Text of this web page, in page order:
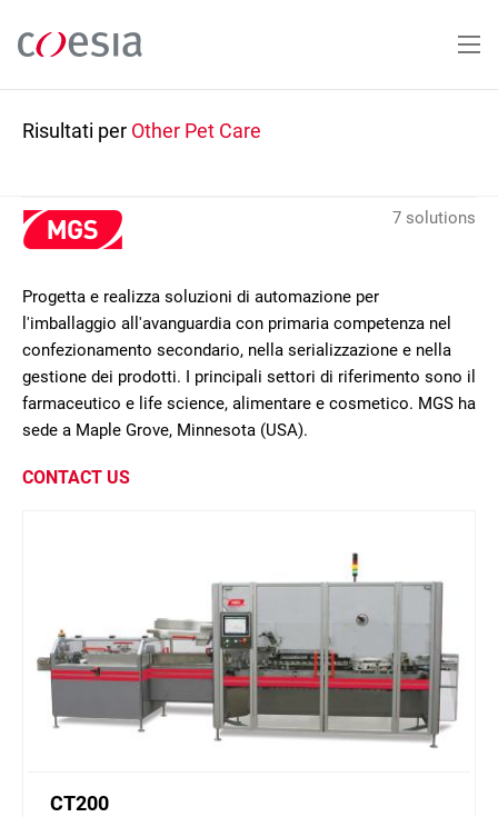
contenuto
Risultati per Other Pet Care
7 solutions
Progetta e realizza soluzioni di automazione per
l'imballaggio all'avanguardia con primaria competenza nel
confezionamento secondario, nella serializzazione e nella
gestione dei prodotti. I principali settori di riferimento sono il
farmaceutico e life science, alimentare e cosmetico. MGS ha
sede a Maple Grove, Minnesota (USA).
CONTACT US
CT200